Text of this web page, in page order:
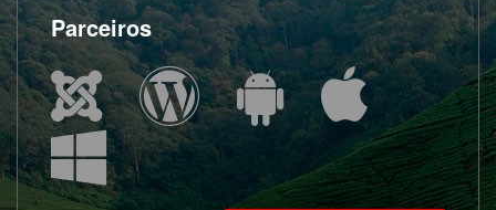
Parceiros